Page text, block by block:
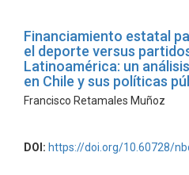
Financiamiento estatal
el deporte versus
Latinoamérica: un
en Chile y sus políticas
Francisco Retamales Muñoz
DOI: https://doi.org/10.60728/